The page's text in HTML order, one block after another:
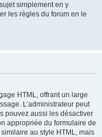
simplement en y
les règles du forum en le
HTML, offrant un large
L’administrateur peut
pouvez aussi les désactiver
appropriée du formulaire de
au style HTML, mais